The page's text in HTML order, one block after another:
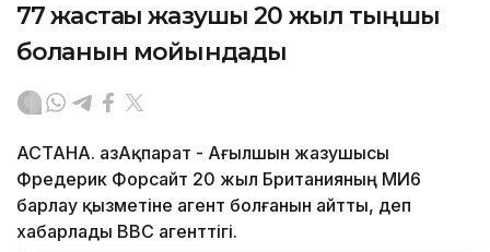
77 жастағы жазушы 20 жыл тыңшы
болғанын мойындады
АСТАНА. ҚазАқпарат - Ағылшын жазушысы
Фредерик Форсайт 20 жыл Британияның МИ6
барлау қызметіне агент болғанын айтты, деп
хабарлады ВВС агенттігі.